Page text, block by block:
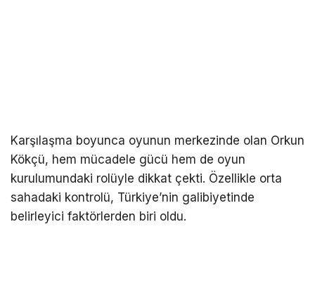
Karşılaşma boyunca oyunun merkezinde olan Orkun
Kökçü, hem mücadele gücü hem de oyun
kurulumundaki rolüyle dikkat çekti. Özellikle orta
sahadaki kontrolü, Türkiye’nin galibiyetinde
belirleyici faktörlerden biri oldu.